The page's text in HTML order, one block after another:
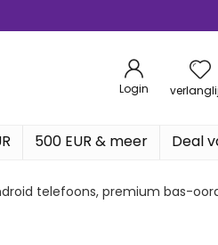
Login
500 EUR & meer Deal
telefoons, premium bas-